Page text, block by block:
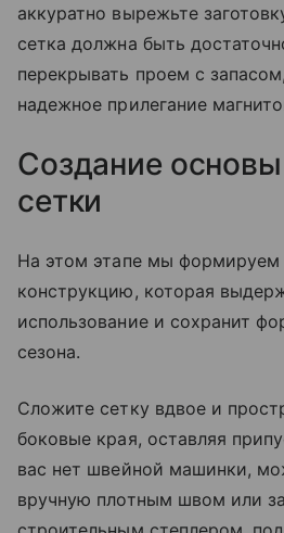
аккуратно вырежьте
сетка должна быть
перекрывать проем с
надежное прилегание
Создание
сетки
На этом этапе мы формируем
конструкцию, которая
использование и сохранит
сезона.
Сложите сетку вдвое и
боковые края, оставляя
вас нет швейной машинки,
вручную плотным швом или